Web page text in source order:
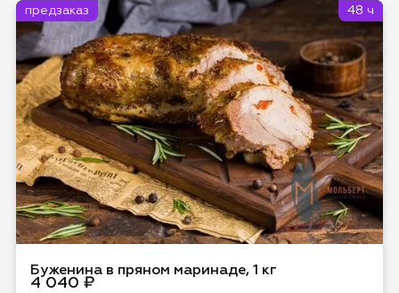
предзаказ 48 ч
Буженина в пряном маринаде, 1 кг
4 040 ₽